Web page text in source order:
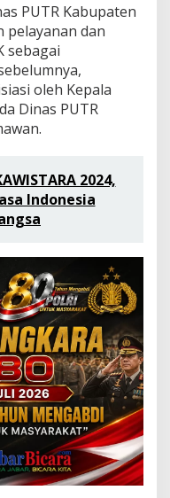
PUTR Kabupaten
pelayanan dan
sebagai
oleh Kepala
Dinas PUTR
2024,
Indonesia